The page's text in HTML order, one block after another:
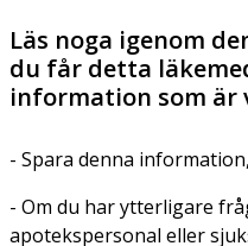
Läs noga igenom
du får detta
information som är
- Spara denna
- Om du har ytterligare
apotekspersonal eller